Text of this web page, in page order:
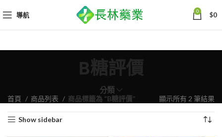
導航 0 $0
B糖評價
分類
首頁 商品列表 商品標籤為 “B糖評價” 顯示所有 2 筆結果
Show sidebar